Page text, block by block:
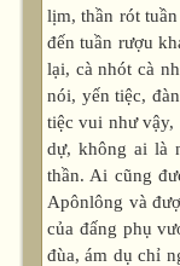
lịm, thần rót
đến tuần rượu
lại, cà nhót cà
nói, yến tiệc,
tiệc vui như vậy,
dự, không ai là
thần. Ai cũng
Apônlông và
của đấng phụ
đùa, ám dụ chỉ